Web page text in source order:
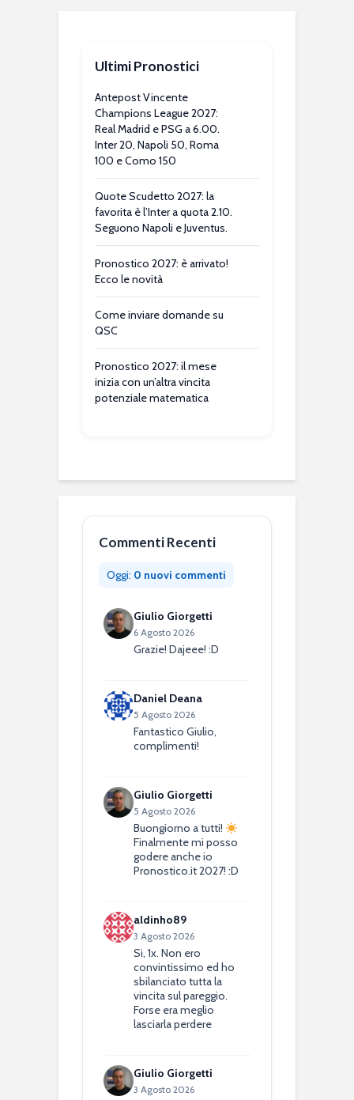
Ultimi Pronostici
Antepost Vincente
Champions League 2027:
Real Madrid e PSG a 6.00.
Inter 20, Napoli 50, Roma
100 e Como 150
Quote Scudetto 2027: la
favorita è l’Inter a quota 2.10.
Seguono Napoli e Juventus.
Pronostico 2027: è arrivato!
Ecco le novità
Come inviare domande su
QSC
Pronostico 2027: il mese
inizia con un’altra vincita
potenziale matematica
Commenti Recenti
Oggi: 0 nuovi commenti
Giulio Giorgetti
6 Agosto 2026
Grazie! Dajeee! :D
Daniel Deana
5 Agosto 2026
Fantastico Giulio,
complimenti!
Giulio Giorgetti
5 Agosto 2026
Buongiorno a tutti!
Finalmente mi posso
godere anche io
Pronostico.it 2027! :D
aldinho89
3 Agosto 2026
Si, 1x. Non ero
convintissimo ed ho
sbilanciato tutta la
vincita sul pareggio.
Forse era meglio
lasciarla perdere
Giulio Giorgetti
3 Agosto 2026